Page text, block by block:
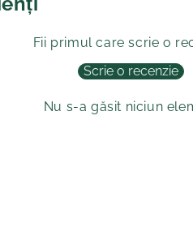
Fii primul care scrie o
Scrie o recenzie
Nu s-a găsit niciun